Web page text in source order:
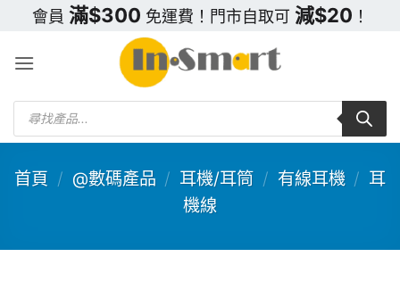
content
會員 滿$300 免運費！門市自取可 減$20 ！
Products
search
首頁 / @數碼產品 / 耳機/耳筒 / 有線耳機 / 耳
機線